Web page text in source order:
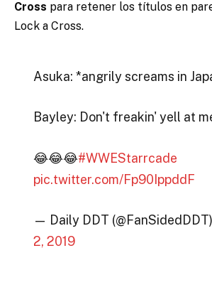
Cross para retener los títulos en
Lock a Cross.
Asuka: *angrily screams in
Bayley: Don't freakin' yell at
😂😂😂#WWEStarrcade
pic.twitter.com/Fp90IppddF
— Daily DDT (@FanSidedDDT)
2, 2019